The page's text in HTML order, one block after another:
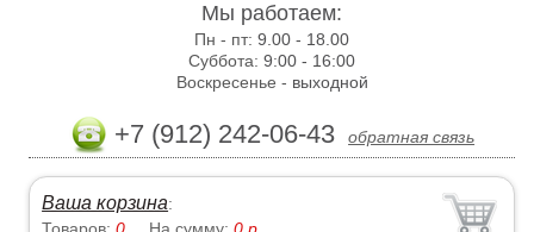
Мы работаем:
Пн - пт:9.00 - 18.00
Суббота:9:00 - 16:00
Воскресенье - выходной
+7 (912) 242-06-43 обратная связь
Ваша корзина: